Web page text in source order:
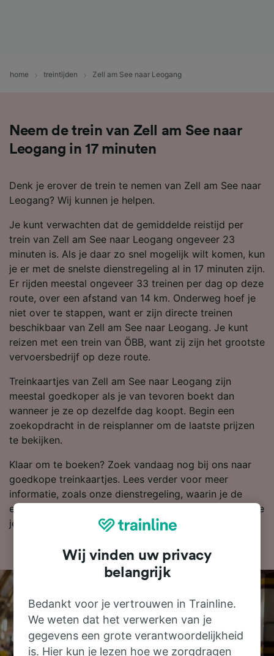
home treintijden Zell am See naar Leogang
Neem de trein van Zell am See naar
Leogang in 17 minuten
Denk je erover de trein te nemen van Zell am See naar
Leogang? Wij kunnen je helpen.
Je kunt verwachten dat de gemiddelde reistijd per
trein van Zell am See naar Leogang ongeveer 23
minuten is. Als je daar zo snel mogelijk wilt komen, kun
je er met de snelste dienstregeling al in 17 minuten zijn.
Er rijden meestal ongeveer 33 treinen per dag op deze
route, over een afstand van 14 km. Onderweg hoef je
niet over te stappen, want er zijn directe treinen
beschikbaar van Zell am See naar Leogang. Je kunt
reizen met een trein van ÖBB, want zij zijn het grootste
vervoersbedrijf op deze route.
Treinkaartjes van Zell am See naar Leogang zijn
meestal goedkoper als je van tevoren boekt dan
wanneer je ze op dezelfde dag koopt. Begin een
zoekopdracht in de reisplanner om de laatste prijzen
te bekijken.
Klaar om te boeken? Zoek vandaag nog bij ons naar
goedkope treinkaartjes. Lees verder voor meer
informatie, zoals onze dienstregeling, waarin je de
eerste en laatste treinen kunt bekijken en tips over hoe
je goedkope treinkaartjes kunt vinden.
Wij vinden uw privacy
belangrijk
Bedankt voor je vertrouwen in Trainline.
We weten dat het verwerken van je
gegevens een grote verantwoordelijkheid
is. Hier kun je lezen hoe we zorgdragen